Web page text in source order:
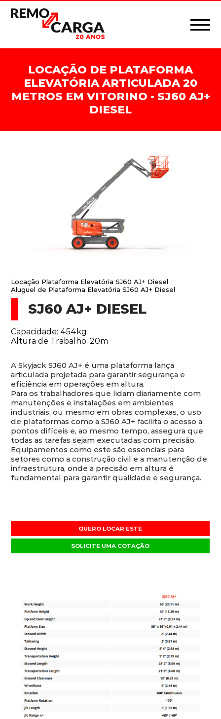
LOCAÇÃO DE PLATAFORMA
ELEVATÓRIA ARTICULADA 20
METROS EM VITORINO - SJ60 AJ+
DIESEL
Locação Plataforma Elevatória SJ60 AJ+ Diesel
Aluguel de Plataforma Elevatória SJ60 AJ+ Diesel
SJ60 AJ+ DIESEL
Capacidade: 454kg
Altura de Trabalho: 20m
A Skyjack SJ60 AJ+ é uma plataforma lança
articulada projetada para garantir segurança e
eficiência em operações em altura.
Para os trabalhadores que lidam diariamente com
manutenções e instalações em ambientes
industriais, ou mesmo em obras complexas, o uso
de plataformas como a SJ60 AJ+ facilita o acesso a
pontos difíceis e, ao mesmo tempo, assegura que
todas as tarefas sejam executadas com precisão.
Equipamentos como este são essenciais para
setores como a construção civil e a manutenção de
infraestrutura, onde a precisão em altura é
fundamental para garantir qualidade e segurança.
QUERO LOCAR ESTE
SOLICITE UMA COTAÇÃO